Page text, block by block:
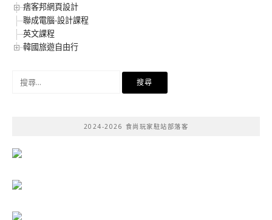
痞客邦網頁設計
聯成電腦-設計課程
英文課程
韓國旅遊自由行
2024-2026 食尚玩家駐站部落客